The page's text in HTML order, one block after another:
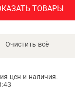
ТОВАРЫ
Очистить всё
цен и наличия: